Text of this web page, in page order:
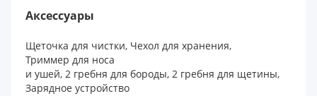
Аксессуары
Щеточка для чистки, Чехол для хранения,
Триммер для носа
и ушей, 2 гребня для бороды, 2 гребня для щетины,
Зарядное устройство